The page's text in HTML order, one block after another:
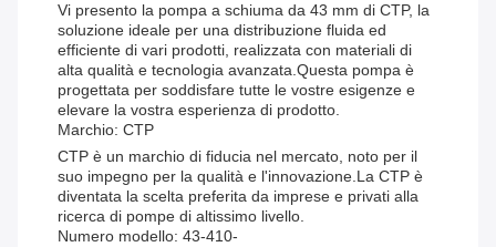
Vi presento la pompa a schiuma da 43 mm di CTP, la
soluzione ideale per una distribuzione fluida ed
efficiente di vari prodotti, realizzata con materiali di
alta qualità e tecnologia avanzata.Questa pompa è
progettata per soddisfare tutte le vostre esigenze e
elevare la vostra esperienza di prodotto.
Marchio: CTP
CTP è un marchio di fiducia nel mercato, noto per il
suo impegno per la qualità e l'innovazione.La CTP è
diventata la scelta preferita da imprese e privati alla
ricerca di pompe di altissimo livello.
Numero modello: 43-410-